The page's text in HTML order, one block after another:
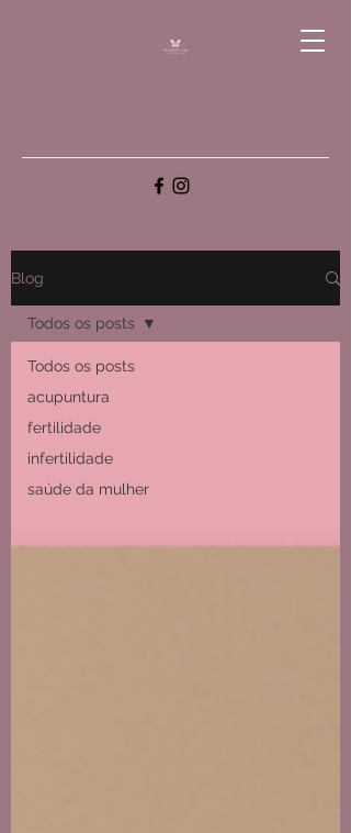
Blog
Todos os posts
acupuntura
fertilidade
infertilidade
saúde da mulher
Todos os posts